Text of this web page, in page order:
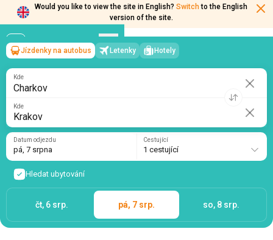
Would you like to view the site in English? Switch to the English
version of the site.
Charkov →Krakov
pá, 7 srpna/1 cestující
Jízdenky na autobus Letenky Hotely
Kde
Kde
Datum odjezdu
pá, 7 srpna
Cestující
1 cestující
Hledat ubytování
čt, 6 srp. pá, 7 srp. so, 8 srp.